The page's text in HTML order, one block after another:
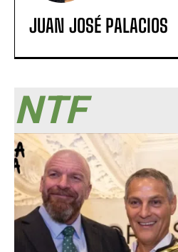
JUAN JOSÉ PALACIOS
NTF